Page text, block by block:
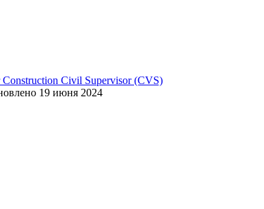
Civil Supervisor (CVS)
19 июня 2024